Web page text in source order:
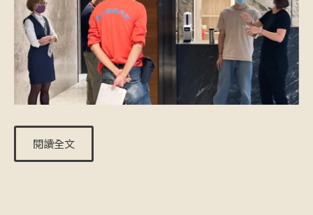
閱讀全文